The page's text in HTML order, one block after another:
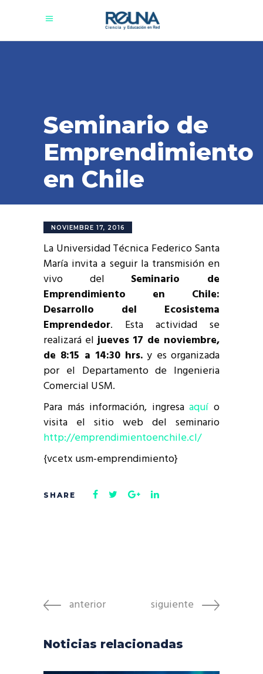
Seminario de
Emprendimiento
en Chile
NOVIEMBRE 17, 2016
La Universidad Técnica Federico Santa
María invita a seguir la transmisión en
vivo del Seminario de
Emprendimiento en Chile:
Desarrollo del Ecosistema
Emprendedor. Esta actividad se
realizará eljueves 17 de noviembre,
de 8:15 a 14:30 hrs. y es organizada
por el Departamento de Ingenieria
Comercial USM.
Para más información, ingresaaquí o
visita el sitio web del seminario
http://emprendimientoenchile.cl/
{vcetx usm-emprendimiento}
anterior siguiente
Noticias relacionadas